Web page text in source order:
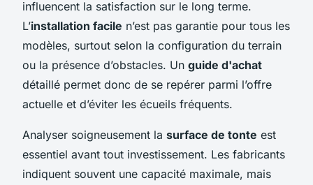
influencent la satisfaction sur le long terme.
L’installation facile n’est pas garantie pour tous les
modèles, surtout selon la configuration du terrain
ou la présence d’obstacles. Un guide d'achat
détaillé permet donc de se repérer parmi l’offre
actuelle et d’éviter les écueils fréquents.
Analyser soigneusement la surface de tonte est
essentiel avant tout investissement. Les fabricants
indiquent souvent une capacité maximale, mais